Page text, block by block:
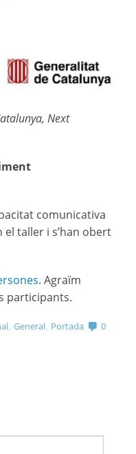
Next
comunicativa
taller i s’han obert
. Agraïm
participants.
,General, Portada 0